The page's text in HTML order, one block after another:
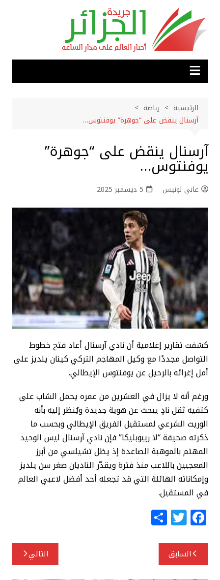
المحتوى
الرئيسية
رياضة
آرسنال ينقض على “جوهرة” يوفنتوس…
آرسنال ينقض على “جوهرة”
يوفنتوس…
غاني لونيس 5 ديسمبر 2025
كشفت تقارير إعلامية أن نادي آرسنال أعاد فتح خطوط
التواصل مجددًا مع وكيل المهاجم التركي كينان يلديز على
أمل إغرائه بالرحيل عن يوفنتوس الإيطالي.
ورغم أنه لا يزال في العشرين من عمره يحمل الشاب على
كتفيه ثقل نادٍ يبحث عن هوية جديدة ويُنظر إليه بأنه
الوريث الشرعي لمستقبل الفريق الإيطالي وبحسب ما
ذكرته صحيفة “لا ريبوبليكا” فإن نادي آرسنال ليس الوحيد
المهتم بالموهبة الصاعدة إذ يظل تشيلسي من أبرز
المعجبين باللاعب منذ فترة ويقدّر الناديان صغر سن يلديز
وإمكاناته الهائلة التي قد تجعله أحد أفضل لاعبي العالم
في المستقبل.
F
a
c
e
T
w
itt
e
S
h
تصفّح
المقالات
السابق التالي